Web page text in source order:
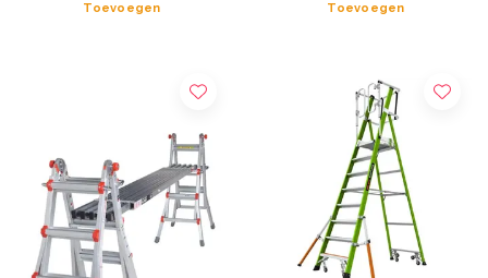
Toevoegen Toevoegen